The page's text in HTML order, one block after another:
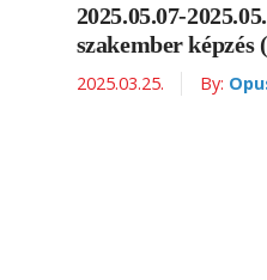
2025.05.07-
szakember képzés
2025.03.25. By: